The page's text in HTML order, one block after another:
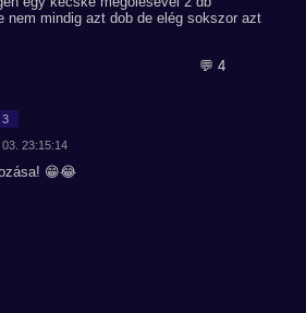
nem mindig azt dob de elég sokszor azt
💬 4
3
23:15:14
😁😂